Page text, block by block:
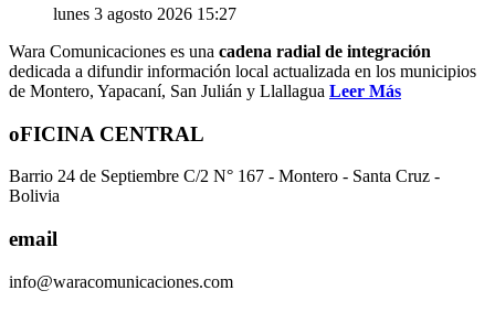
lunes 3 agosto 2026 15:27
Wara Comunicaciones es una cadena radial de integración
dedicada a difundir información local actualizada en los municipios
de Montero, Yapacaní, San Julián y Llallagua Leer Más
oFICINA CENTRAL
Barrio 24 de Septiembre C/2 N° 167 - Montero - Santa Cruz -
Bolivia
email
info@waracomunicaciones.com